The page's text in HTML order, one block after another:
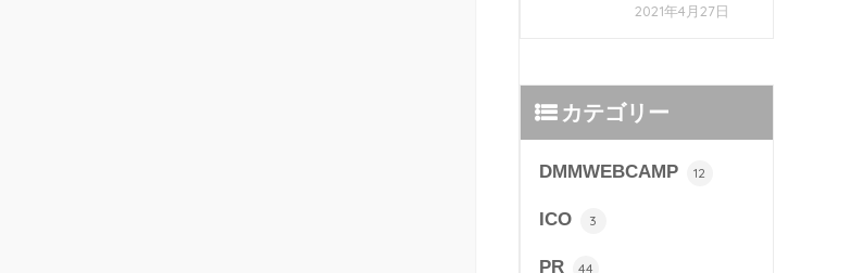
2021年4月27日
カテゴリー
DMMWEBCAMP 12
ICO 3
PR 44